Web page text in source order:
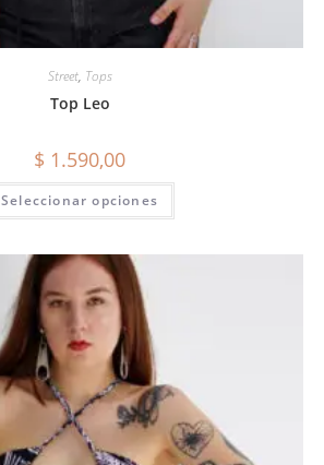
Street, Tops
Top Leo
$ 1.590,00
Seleccionar opciones